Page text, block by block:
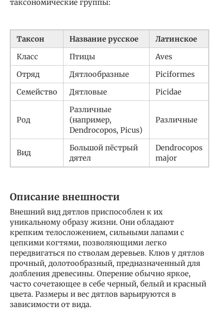
таксономические группы:
Таксон Название русское
Латинское
Класс
Птицы
Aves
Отряд
Дятлообразные
Piciformes
Семейство
Дятловые Picidae
Род
Различные
(например,
Dendrocopos, Picus)
Различные
Вид
Большой пёстрый
дятел
Dendrocopos
major
Описание внешности
Внешний вид дятлов приспособлен к их
уникальному образу жизни. Они обладают
крепким телосложением, сильными лапами с
цепкими когтями, позволяющими легко
передвигаться по стволам деревьев. Клюв у дятлов
прочный, долотообразный, предназначенный для
долбления древесины. Оперение обычно яркое,
часто сочетающее в себе черный, белый и красный
цвета. Размеры и вес дятлов варьируются в
зависимости от вида.